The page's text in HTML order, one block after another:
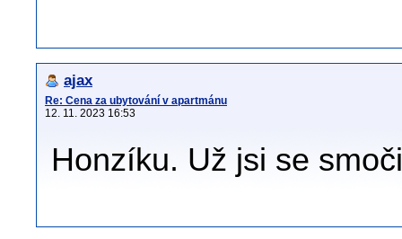
ajax
Re: Cena za ubytování v apartmánu
12. 11. 2023 16:53
Honzíku. Už jsi se